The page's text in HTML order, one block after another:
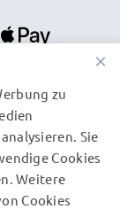
für
Preis.
für Sony
und
×
zu
Sie
Cookies
Weitere
Cookies